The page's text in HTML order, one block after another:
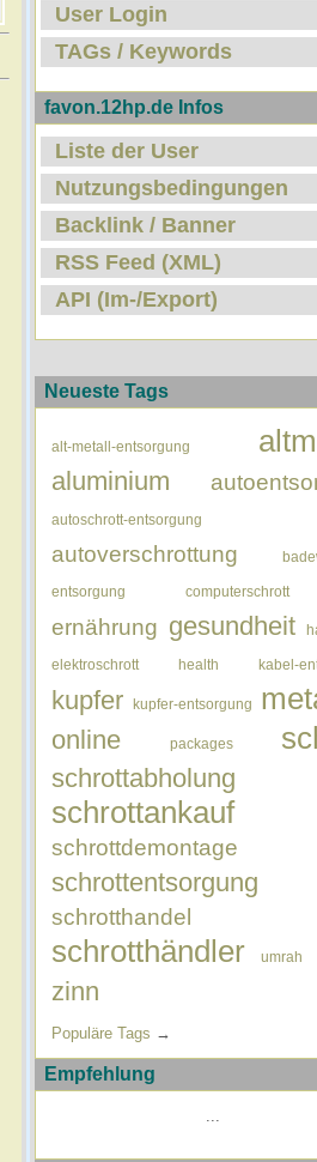
User Login
TAGs / Keywords
favon.12hp.de Infos
Liste der User
Nutzungsbedingungen
Backlink / Banner
RSS Feed (XML)
API (Im-/Export)
Neueste Tags
alt-metall-entsorgung
aluminium
autoschrott-entsorgung
autoverschrottung
entsorgung computerschrott
ernährung gesundheit
elektroschrott health kabel-
kupfer kupfer-entsorgung
online packages
schrottabholung
schrottankauf
schrottdemontage
schrottentsorgung
schrotthandel
schrotthändler umrah
zinn
Populäre Tags →
Empfehlung